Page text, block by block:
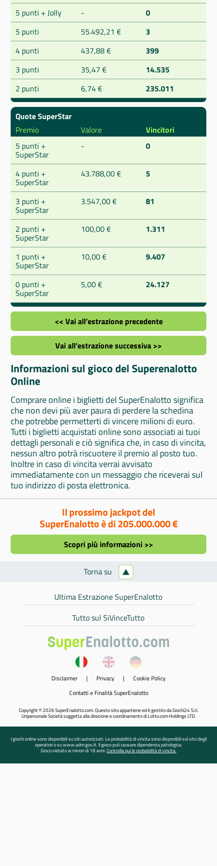
5 punti + Jolly
-
0
5 punti
55.492,21 €
3
4 punti
437,88 €
399
3 punti
35,47 €
14.535
2 punti
6,74 € 235.011
Quote SuperStar
Premio
Valore
Vincitori
5 punti +
SuperStar
- 0
4 punti +
SuperStar
43.788,00 € 5
3 punti +
SuperStar
3.547,00 € 81
2 punti +
SuperStar
100,00 € 1.311
1 punti +
SuperStar
10,00 € 9.407
0 punti +
SuperStar
5,00 € 24.127
<< Vai all’estrazione precedente
Vai all’estrazione successiva >>
Informazioni sul gioco del Superenalotto
Online
Comprare online i biglietti del SuperEnalotto significa
che non devi più aver paura di perdere la schedina
che potrebbe permetterti di vincere milioni di euro.
Tutti i biglietti acquistati online sono associati ai tuoi
dettagli personali e ciò significa che, in caso di vincita,
nessun altro potrà riscuotere il premio al posto tuo.
Inoltre in caso di vincita verrai avvisato
immediatamente con un messaggio che riceverai sul
tuo indirizzo di posta elettronica.
Il prossimo jackpot del
SuperEnalotto è di 205.000.000 €
Scopri più informazioni >>
Torna su
Ultima Estrazione SuperEnalotto
Tutto sul SiVinceTutto
Disclaimer | Privacy | Cookie Policy
Contatti e Finalità SuperEnalotto
Copyright © 2026 SuperEnalotto.com. Questo sito appartiene ed è gestito da Giochi24 S.r.l.
Unipersonale Società soggetta alla direzione e coordinamento di Lotto.com Holdings LTD.
I giochi online sono disponibili su siti autorizzati. Le probabilità di vincita sono disponibili sul sito degli
operatori o su www.adm.gov.it. Il gioco può causare dipendenza patologica.
Gioco vietato ai minori di 18 anni.Controlla qui le probabilità di vincita.